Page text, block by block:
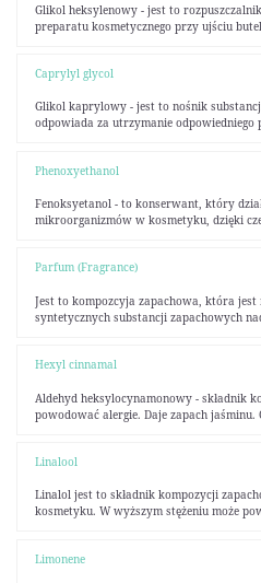
Glikol heksylenowy - jest to
preparatu kosmetycznego przy ujściu
Caprylyl glycol
Glikol kaprylowy - jest to nośnik
odpowiada za utrzymanie odpowiedniego
Phenoxyethanol
Fenoksyetanol - to konserwant, który
mikroorganizmów w kosmetyku, dzięki
Parfum (Fragrance)
Jest to kompozcyja zapachowa, która
syntetycznych substancji zapachowych
Hexyl cinnamal
Aldehyd heksylocynamonowy - składnik
powodować alergie. Daje zapach jaśminu.
Linalool
Linalol jest to składnik kompozycji
kosmetyku. W wyższym stężeniu może
Limonene